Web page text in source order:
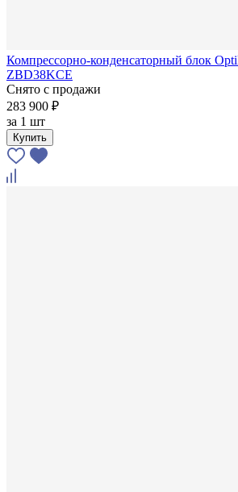
Компрессорно-конденсаторный блок
ZBD38KСE
Снято с продажи
283 900 ₽
за 1 шт
Купить